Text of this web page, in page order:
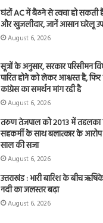
घंटों AC में बैठने से त्वचा हो सकती
और खुजलीदार, जानें आसान घरेलू
August 6, 2026
सूत्रों के अनुसार, सरकार परिसीमन
पारित होने को लेकर आश्वस्त है, फिर
कांग्रेस का समर्थन मांग रही है
August 6, 2026
तरुण तेजपाल को 2013 में तहलका
सहकर्मी के साथ बलात्कार के
साल की सजा
August 6, 2026
उत्तराखंड : भारी बारिश के बीच
नदी का जलस्तर बढ़ा
August 6, 2026